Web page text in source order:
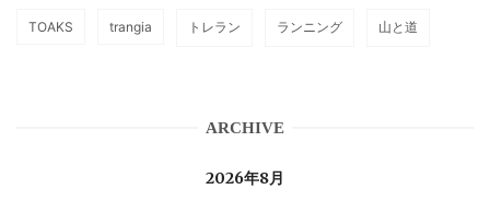
TOAKS trangia トレラン ランニング 山と道
ARCHIVE
2026年8月